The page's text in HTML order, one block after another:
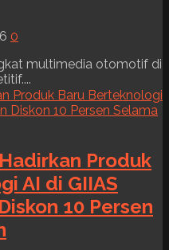
0
multimedia otomotif di
Produk
AI di GIIAS
10 Persen